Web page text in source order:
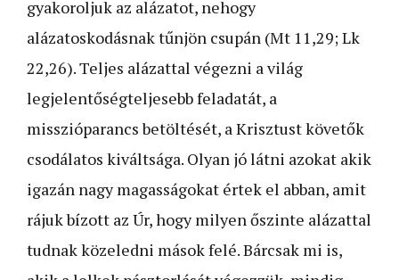
gyakoroljuk az alázatot, nehogy
alázatoskodásnak tűnjön csupán (Mt 11,29; Lk
22,26). Teljes alázattal végezni a világ
legjelentőségteljesebb feladatát, a
misszióparancs betöltését, a Krisztust követők
csodálatos kiváltsága. Olyan jó látni azokat akik
igazán nagy magasságokat értek el abban, amit
rájuk bízott az Úr, hogy milyen őszinte alázattal
tudnak közeledni mások felé. Bárcsak mi is,